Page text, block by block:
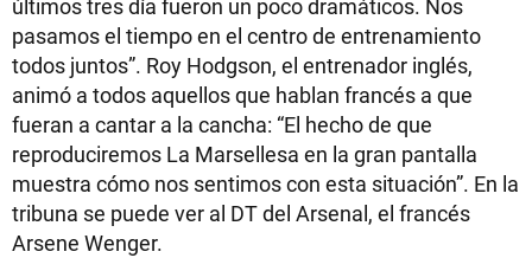
pasamos el tiempo en el centro de entrenamiento
todos juntos”. Roy Hodgson, el entrenador inglés,
animó a todos aquellos que hablan francés a que
fueran a cantar a la cancha: “El hecho de que
reproduciremos La Marsellesa en la gran pantalla
muestra cómo nos sentimos con esta situación”. En la
tribuna se puede ver al DT del Arsenal, el francés
Arsene Wenger.